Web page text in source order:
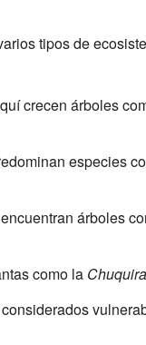
tipos de
crecen árboles
especies
árboles
como la